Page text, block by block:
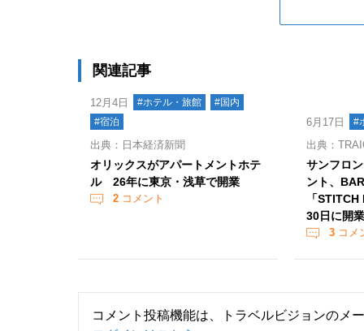
関連記事
12月4日 #ホテル・旅館
#国内
#宿泊
出典：日本経済新聞
オリックスがアパートメントホテ
ル 26年に東京・浅草で開業
2 コメント
6月17日 #
出典：
サンフロ
ント、
「
30日に開業
3コメ
コメント投稿機能は、トラベルビジョンのメ